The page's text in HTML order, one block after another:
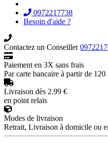
0972217738
Besoin d'aide ?
Contactez un Conseiller
Paiement en 3X sans frais
Par carte bancaire à partir de 120
Livraison dès 2.99 €
en point relais
Modes de livraison
Retrait, Livraison à domicile ou